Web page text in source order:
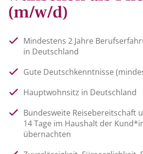
(m/w/d)
Mindestens 2 Jahre
in Deutschland
Gute Deutschkenntnisse
Hauptwohnsitz in Deutschland
Bundesweite Reisebereitschaft
14 Tage im Haushalt der
übernachten